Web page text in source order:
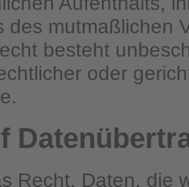
des mutmaßlichen
besteht
oder
Recht, Daten, die